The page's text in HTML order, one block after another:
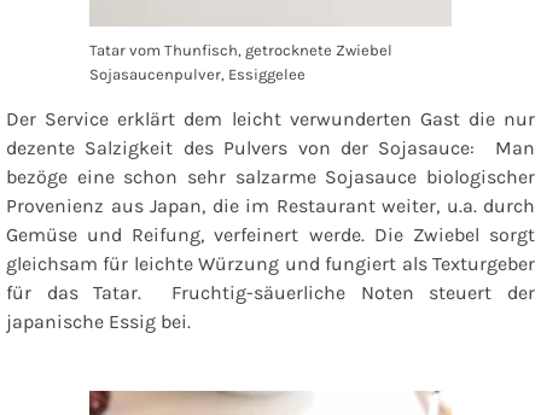
Tatar vom Thunfisch, getrocknete Zwiebel
Sojasaucenpulver, Essiggelee
Der Service erklärt dem leicht verwunderten Gast die nur
dezente Salzigkeit des Pulvers von der Sojasauce: Man
bezöge eine schon sehr salzarme Sojasauce biologischer
Provenienz aus Japan, die im Restaurant weiter, u.a. durch
Gemüse und Reifung, verfeinert werde. Die Zwiebel sorgt
gleichsam für leichte Würzung und fungiert als Texturgeber
für das Tatar. Fruchtig-säuerliche Noten steuert der
japanische Essig bei.